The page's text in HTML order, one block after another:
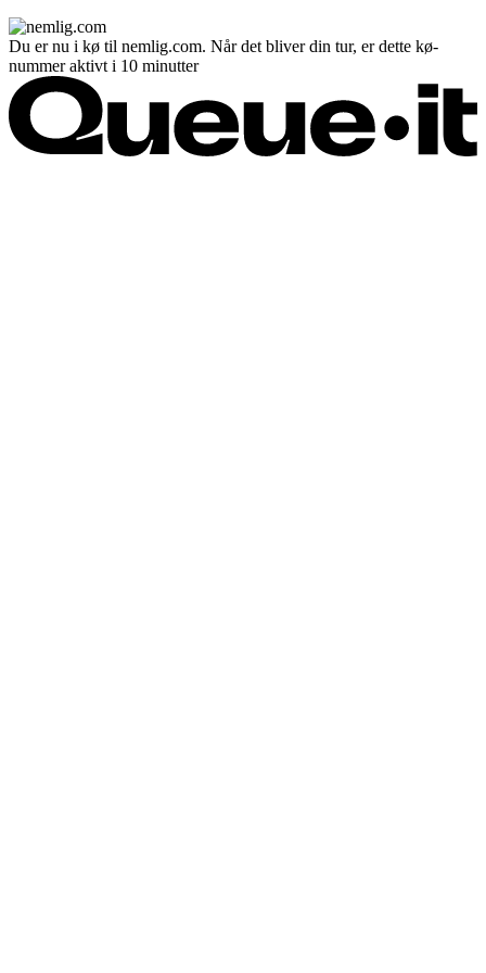
Du er nu i kø til nemlig.com. Når det bliver din tur, er dette kø-
nummer aktivt i 10 minutter